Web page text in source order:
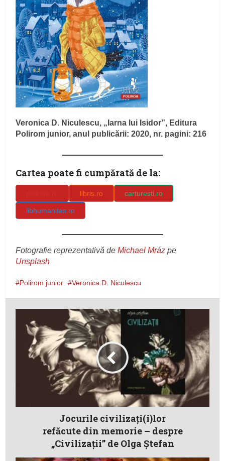
Veronica D. Niculescu, „Iarna lui Isidor”, Editura
Polirom junior, anul publicării: 2020, nr. pagini: 216
Cartea poate fi cumpărată de la:
libris.ro carturesti.ro
libhumanitas.ro
Fotografie reprezentativă deMichael Mráz pe
Unsplash
Polirom junior Veronica D. Niculescu
Jocurile civilizați(i)lor
refăcute din memorie – despre
„Civilizaţii” de Olga Ştefan